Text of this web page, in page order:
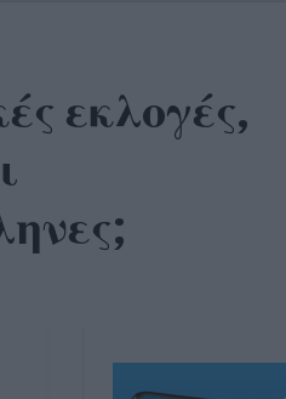
εκλογές,